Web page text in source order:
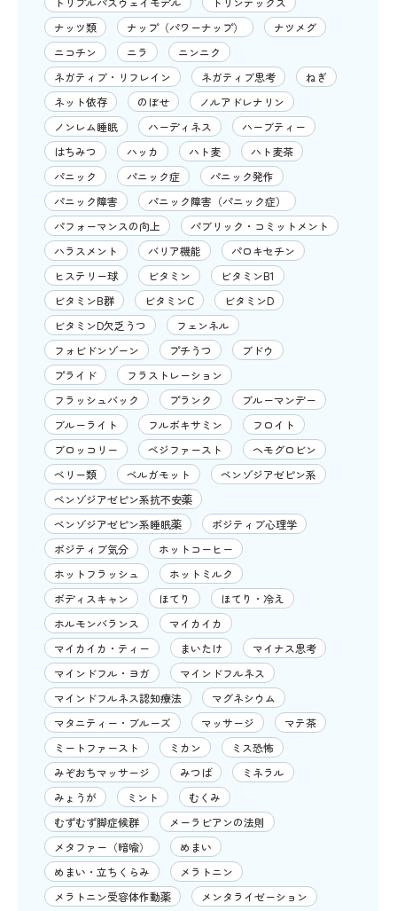
ナッツ類
ナップ（パワーナップ）
ナツメグ
ニコチン
ニラ
ニンニク
ネガティブ・リフレイン
ネガティブ思考
ねぎ
ネット依存
のぼせ
ノルアドレナリン
ノンレム睡眠
ハーディネス
ハーブティー
はちみつ
ハッカ ハト麦
ハト麦茶
パニック
パニック症
パニック発作
パニック障害
パニック障害（パニック症）
パフォーマンスの向上
パブリック・コミットメント
ハラスメント
バリア機能
パロキセチン
ヒステリー球
ビタミン
ビタミンB1
ビタミンB群
ビタミンC
ビタミンD
ビタミンD欠乏うつ
フェンネル
フォビドンゾーン
プチうつ
ブドウ
プライド
フラストレーション
フラッシュバック
プランク
ブルーマンデー
ブルーライト
フルボキサミン
フロイト
ブロッコリー
ベジファースト
ヘモグロビン
ベリー類
ベルガモット
ベンゾジアゼピン系
ベンゾジアゼピン系抗不安薬
ベンゾジアゼピン系睡眠薬
ポジティブ心理学
ポジティブ気分
ホットコーヒー
ホットフラッシュ
ホットミルク
ボディスキャン
ほてり
ほてり・冷え
ホルモンバランス
マイカイカ
マイカイカ・ティー
まいたけ
マイナス思考
マインドフル・ヨガ
マインドフルネス
マインドフルネス認知療法
マグネシウム
マタニティー・ブルーズ
マッサージ
マテ茶
ミートファースト
ミカン
ミス恐怖
みぞおちマッサージ
みつば
ミネラル
みょうが
ミント
むくみ
むずむず脚症候群
メーラビアンの法則
メタファー（暗喩）
めまい
めまい・立ちくらみ
メラトニン
メラトニン受容体作動薬
メンタライゼーション